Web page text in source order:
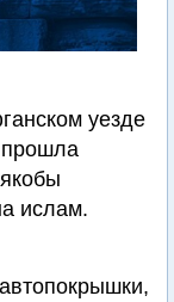
уезде
прошла
ислам.